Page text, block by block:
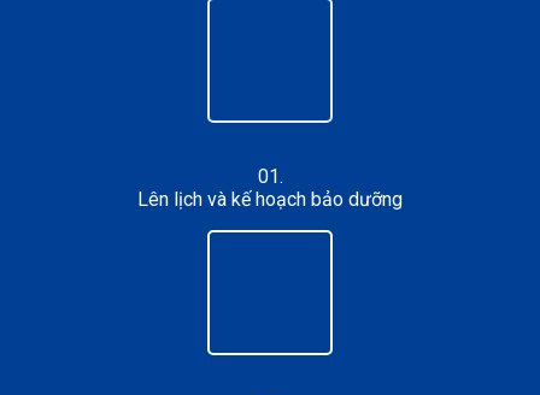
01.
Lên lịch và kế hoạch bảo dưỡng